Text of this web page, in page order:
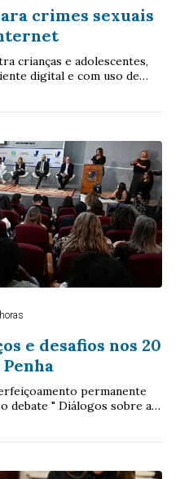
crimes sexuais
crianças e adolescentes,
digital e com uso de
e desafios nos 20
permanente
debate " Diálogos sobre a